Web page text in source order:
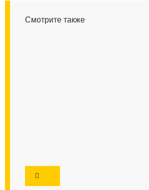
Смотрите также